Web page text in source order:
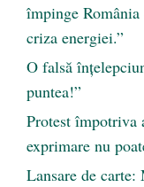
împinge
criza energiei.”
O falsă
puntea!”
Protest împotriva
exprimare nu
Lansare de